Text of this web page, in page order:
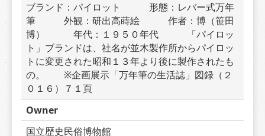
ブランド：パイロット　　　形態：レバー式万年
筆　　　外観：研出高蒔絵　　　作者：博（笹田
博）　　　年代：１９５０年代　　　「パイロッ
ト」ブランドは、社名が並木製作所からパイロッ
トに変更された昭和１３年より後に製作されたも
の。　　※企画展示「万年筆の生活誌」図録（２
０１６）７１頁
Owner
国立歴史民俗博物館